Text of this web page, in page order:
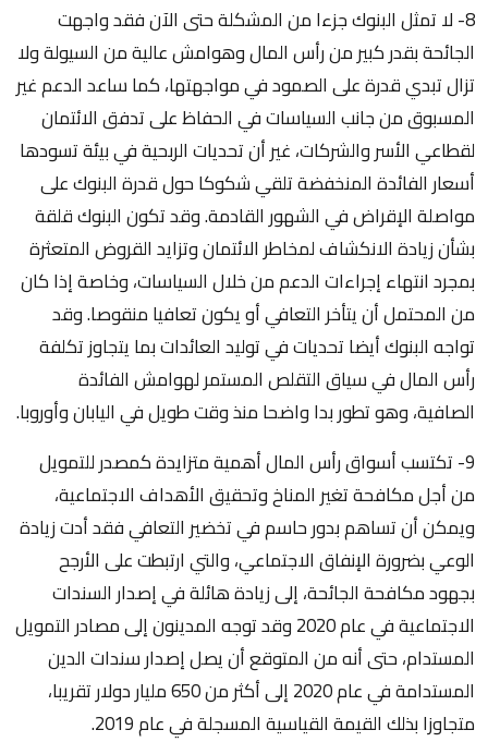
8- لا تمثل البنوك جزءا من المشكلة حتى الآن فقد واجهت
الجائحة بقدر كبير من رأس المال وهوامش عالية من السيولة ولا
تزال تبدي قدرة على الصمود في مواجهتها، كما ساعد الدعم غير
المسبوق من جانب السياسات في الحفاظ على تدفق الائتمان
لقطاعي الأسر والشركات، غير أن تحديات الربحية في بيئة تسودها
أسعار الفائدة المنخفضة تلقي شكوكا حول قدرة البنوك على
مواصلة الإقراض في الشهور القادمة. وقد تكون البنوك قلقة
بشأن زيادة الانكشاف لمخاطر الائتمان وتزايد القروض المتعثرة
بمجرد انتهاء إجراءات الدعم من خلال السياسات، وخاصة إذا كان
من المحتمل أن يتأخر التعافي أو يكون تعافيا منقوصا. وقد
تواجه البنوك أيضا تحديات في توليد العائدات بما يتجاوز تكلفة
رأس المال في سياق التقلص المستمر لهوامش الفائدة
الصافية، وهو تطور بدا واضحا منذ وقت طويل في اليابان وأوروبا.
9- تكتسب أسواق رأس المال أهمية متزايدة كمصدر للتمويل
من أجل مكافحة تغير المناخ وتحقيق الأهداف الاجتماعية،
ويمكن أن تساهم بدور حاسم في تخضير التعافي فقد أدت زيادة
الوعي بضرورة الإنفاق الاجتماعي، والتي ارتبطت على الأرجح
بجهود مكافحة الجائحة، إلى زيادة هائلة في إصدار السندات
الاجتماعية في عام 2020 وقد توجه المدينون إلى مصادر التمويل
المستدام، حتى أنه من المتوقع أن يصل إصدار سندات الدين
المستدامة في عام 2020 إلى أكثر من 650 مليار دولار تقريبا،
متجاوزا بذلك القيمة القياسية المسجلة في عام 2019.